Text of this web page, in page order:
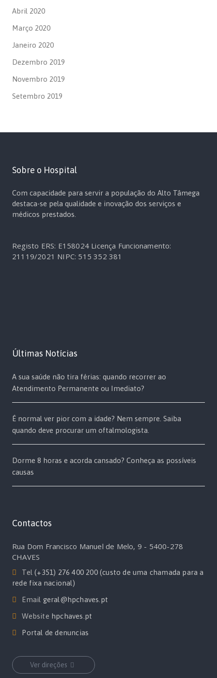
Abril 2020
Março 2020
Janeiro 2020
Dezembro 2019
Novembro 2019
Setembro 2019
Sobre o Hospital
Com capacidade para servir a população do Alto Tâmega
destaca-se pela qualidade e inovação dos serviços e
médicos prestados.
Registo ERS: E158024 Licença Funcionamento:
21119/2021 NIPC: 515 352 381
Últimas Notícias
A sua saúde não tira férias: quando recorrer ao
Atendimento Permanente ou Imediato?
É normal ver pior com a idade? Nem sempre. Saiba
quando deve procurar um oftalmologista.
Dorme 8 horas e acorda cansado? Conheça as possíveis
causas
Contactos
Rua Dom Francisco Manuel de Melo, 9 - 5400-278
CHAVES
Tel(+351) 276 400 200 (custo de uma chamada para a
rede fixa nacional)
Email geral@hpchaves.pt
Website hpchaves.pt
Portal de denuncias
Ver direções